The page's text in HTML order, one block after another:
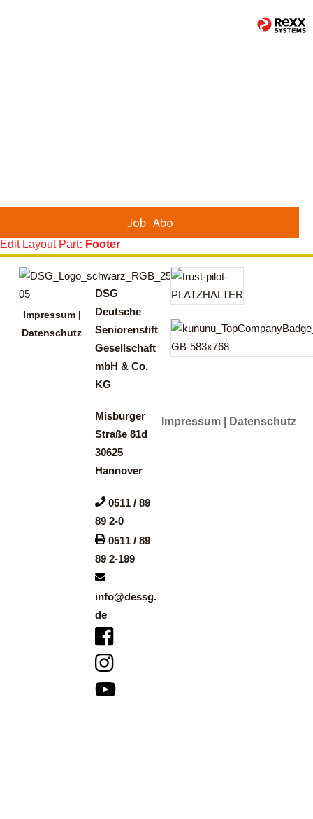
Job Abo
Edit Layout Part: Footer
Impressum |
Datenschutz
DSG
Deutsche
Seniorenstift
Gesellschaft
mbH & Co.
KG
Misburger
Straße 81d
30625
Hannover
0511 / 89
89 2-0
0511 / 89
89 2-199
info@dessg.
de
Impressum | Datenschutz